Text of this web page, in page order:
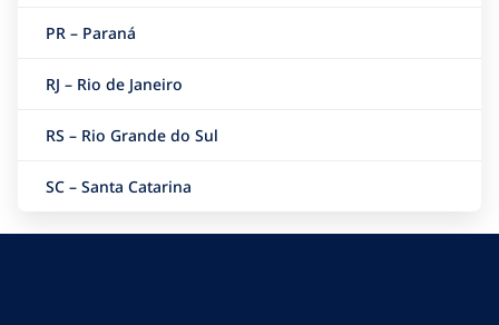
PR – Paraná
RJ – Rio de Janeiro
RS – Rio Grande do Sul
SC – Santa Catarina